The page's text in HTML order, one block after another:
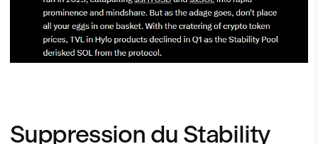
Suppression du Stability